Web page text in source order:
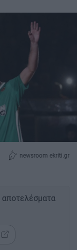
newsroom ekriti.gr
αποτελέσματα